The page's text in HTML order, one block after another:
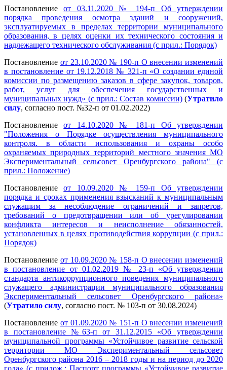
Постановлениеот 03.11.2020 № 194-п Об утверждении
порядка проведения осмотра зданий и сооружений,
эксплуатируемых в пределах территории муниципального
образования, в целях оценки их технического состояния и
надлежащего технического обслуживания (с прил.: Порядок)
Постановление от 23.10.2020 № 190-п О внесении изменений
в постановление от 19.12.2018 № 321-п «О создании единой
комиссии по размещению заказов в сфере закупок, товаров,
работ, услуг для обеспечения государственных и
муниципальных нужд» (с прил.: Состав комиссии)(Утратило
силу, согласно пост. №32-п от 01.02.2022)
Постановлениеот 14.10.2020 № 181-п Об утверждении
"Положения о Порядке осуществления муниципального
контроля. в области использования и охраны особо
охраняемых природных территорий местного значения МО
Экспериментальный сельсовет Оренбургского района" (с
прил.: Положение)
Постановлениеот 10.09.2020 № 159-п Об утверждении
порядка и сроках применения взысканий к муниципальным
служащим за несоблюдение ограничений и запретов,
требований о предотвращении или об урегулировании
конфликта интересов и неисполнение обязанностей,
установленных в целях противодействия коррупции (с прил.:
Порядок)
Постановление от 10.09.2020 № 158-п О внесении изменений
в постановление от 01.02.2019 № 23-п «Об утверждении
стандарта антикоррупционного поведения муниципального
служащего администрации муниципального образования
Экспериментальный сельсовет Оренбургского района»
(Утратило силу, согласно пост. № 103-п от 30.08.2024)
Постановление от 01.09.2020 № 151-п О внесении изменений
в постановление №63-п от 31.12.2015 «Об утверждении
муниципальной программы «Устойчивое развитие сельской
территории МО Экспериментальный сельсовет
Оренбургского района 2016 – 2018 годы и на период до 2020
года» (с прилож.: Паспорт программы «Устойчивое развитие